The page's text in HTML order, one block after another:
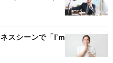
スシーンで「I’m